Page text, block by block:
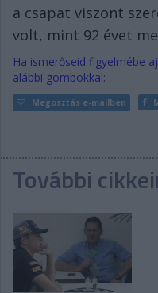
a csapat viszont
volt, mint 92 évet
Ha ismerőseid figyelmébe
alábbi gombokkal:
Megosztás e-mailben
További